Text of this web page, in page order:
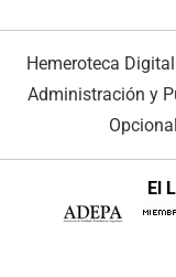
Hemeroteca
Administración y
El